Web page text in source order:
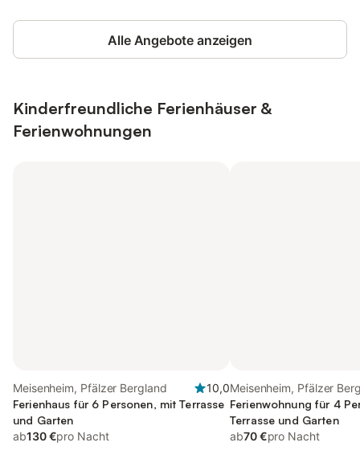
Alle Angebote anzeigen
Kinderfreundliche Ferienhäuser &
Ferienwohnungen
Meisenheim, Pfälzer Bergland
10,0
Ferienhaus für 6 Personen, mit Terrasse
und Garten
ab130 €pro Nacht
Meisenheim, Pfälzer
Ferienwohnung für 4
Terrasse und Garten
ab70 €pro Nacht